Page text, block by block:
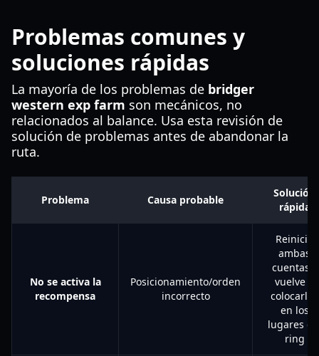
Problemas comunes y
soluciones rápidas
La mayoría de los problemas de bridger
western exp farm son mecánicos, no
relacionados al balance. Usa esta revisión de
solución de problemas antes de abandonar la
ruta.
Problema Causa probable
Solución
rápida
No se activa la
recompensa
Posicionamiento/orden
incorrecto
Reinicia
ambas
cuentas y
vuelve a
colocarlas
en los
lugares
ring